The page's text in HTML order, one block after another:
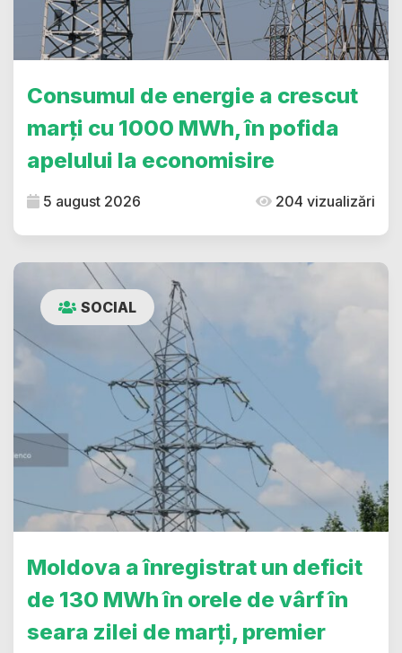
Consumul de energie a crescut
marți cu 1000 MWh, în pofida
apelului la economisire
5 august 2026 204 vizualizări
SOCIAL
Moldova a înregistrat un deficit
de 130 MWh în orele de vârf în
seara zilei de marți, premier